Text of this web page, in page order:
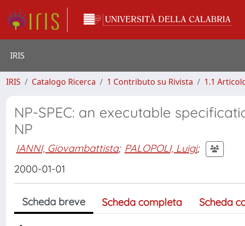
IRIS
IRIS Catalogo Ricerca 1 Contributo su Rivista 1.1
NP-SPEC: an executable
NP
IANNI, Giovambattista; PALOPOLI, Luigi;
2000-01-01
Scheda breve Scheda completa Scheda